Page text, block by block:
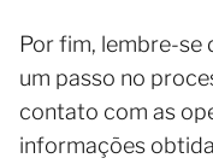
Por fim, lembre-se
um passo no
contato com as
informações